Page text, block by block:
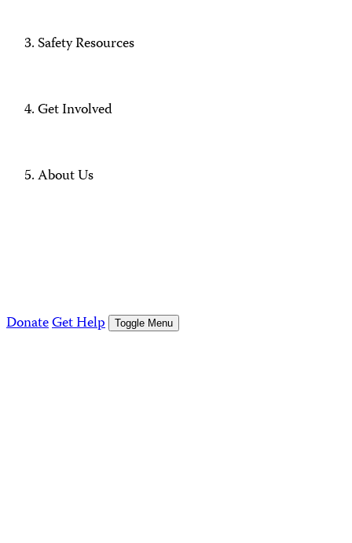
Safety Resources
Get Involved
About Us
DonateGet Help Toggle Menu